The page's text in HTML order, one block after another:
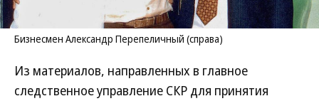
Бизнесмен Александр Перепеличный (справа)
Из материалов, направленных в главное
следственное управление СКР для принятия